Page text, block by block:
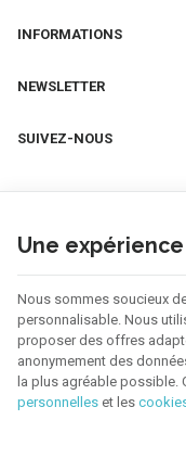
INFORMATIONS
NEWSLETTER
SUIVEZ-NOUS
Une
Nous sommes soucieux
personnalisable. Nous
proposer des offres
anonymement des
la plus agréable possible.
personnelles et les